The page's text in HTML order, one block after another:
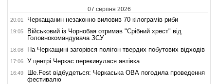
07 серпня 2026
20:01 Черкащанин незаконно виловив 70 кілограмів риби
19:05
Військовий із Чорнобая отримав "Срібний хрест" від
Головнокомандувача ЗСУ
18:08 На Черкащині загорівся полігон твердих побутових відходів
17:06 У центрі Черкас перекинулася автівка
16:49
Ше.Fest відбудеться: Черкаська ОВА погодила проведення
фестивалю